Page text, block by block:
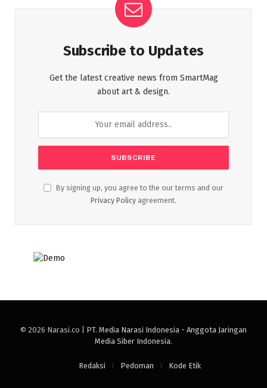
Subscribe to Updates
Get the latest creative news from SmartMag
about art & design.
By signing up, you agree to the our terms and our
Privacy Policy agreement.
© 2026 Narasi.co | PT. Media Narasi Indonesia - Anggota Jaringan
Media Siber Indonesia.
Redaksi Pedoman Kode Etik